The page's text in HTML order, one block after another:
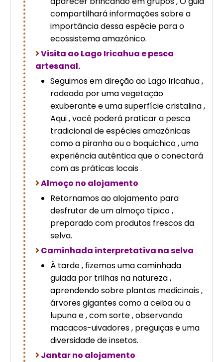
compartilhará informações sobre a
importância dessa espécie para o
ecossistema amazônico.
Visita ao Lago Iricahua e pesca
artesanal.
Seguimos em direção ao Lago Iricahua ,
rodeado por uma vegetação
exuberante e uma superfície cristalina ,
Aqui , você poderá praticar a pesca
tradicional de espécies amazônicas
como a piranha ou o boquichico , uma
experiência autêntica que o conectará
com as práticas locais .
Almoço no alojamento
Retornamos ao alojamento para
desfrutar de um almoço típico ,
preparado com produtos frescos da
selva.
Caminhada interpretativa na selva
À tarde , fizemos uma caminhada
guiada por trilhas na natureza ,
aprendendo sobre plantas medicinais ,
árvores gigantes como a ceiba ou a
lupuna e , com sorte , observando
macacos-uivadores , preguiças e uma
diversidade de insetos.
Jantar no alojamento